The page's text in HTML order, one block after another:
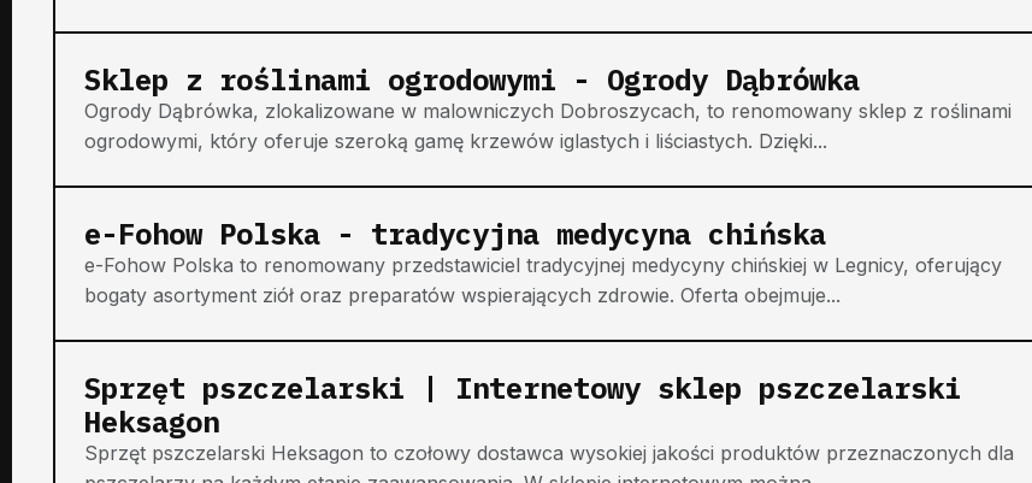
Sklep z roślinami ogrodowymi - Ogrody Dąbrówka
Ogrody Dąbrówka, zlokalizowane w malowniczych Dobroszycach, to renomowany sklep z roślinami
ogrodowymi, który oferuje szeroką gamę krzewów iglastych i liściastych. Dzięki...
e-Fohow Polska - tradycyjna medycyna chińska
e-Fohow Polska to renomowany przedstawiciel tradycyjnej medycyny chińskiej w Legnicy, oferujący
bogaty asortyment ziół oraz preparatów wspierających zdrowie. Oferta obejmuje...
Sprzęt pszczelarski | Internetowy sklep pszczelarski
Heksagon
Sprzęt pszczelarski Heksagon to czołowy dostawca wysokiej jakości produktów przeznaczonych dla